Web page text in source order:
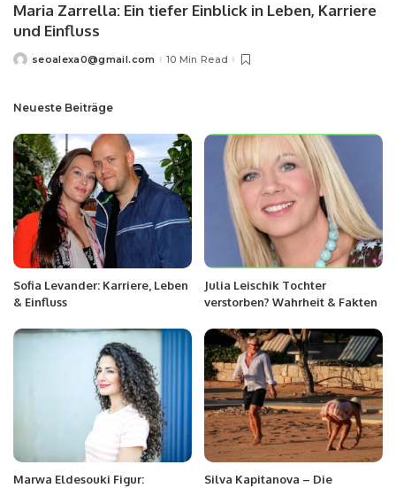
Maria Zarrella: Ein tiefer Einblick in Leben, Karriere
und Einfluss
seoalexa0@gmail.com 10 Min Read
Neueste Beiträge
Sofia Levander: Karriere, Leben
& Einfluss
Julia Leischik Tochter
verstorben? Wahrheit & Fakten
Marwa Eldesouki Figur:
Silva Kapitanova – Die